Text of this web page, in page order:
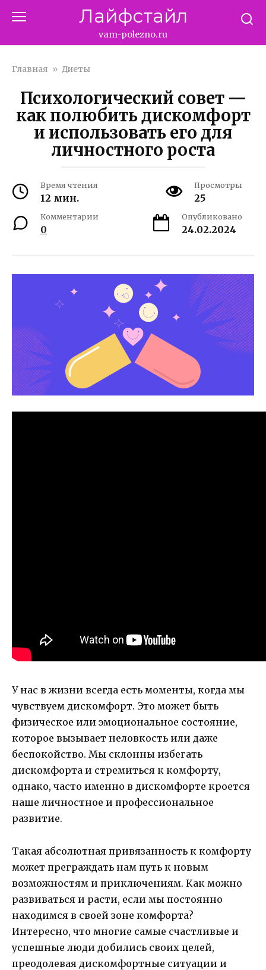
Лайфстайл
vam-polezno.ru
Главная » Диеты
Психологический совет —
как полюбить дискомфорт
и использовать его для
личностного роста
Время чтения
12 мин.
Просмотры
25
Комментарии
0
Опубликовано
24.02.2024
У нас в жизни всегда есть моменты, когда мы
чувствуем дискомфорт. Это может быть
физическое или эмоциональное состояние,
которое вызывает неловкость или даже
беспокойство. Мы склонны избегать
дискомфорта и стремиться к комфорту,
однако, часто именно в дискомфорте кроется
наше личностное и профессиональное
развитие.
Такая абсолютная привязанность к комфорту
может преграждать нам путь к новым
возможностям и приключениям. Как можно
развиваться и расти, если мы постоянно
находимся в своей зоне комфорта?
Интересно, что многие самые счастливые и
успешные люди добились своих целей,
преодолевая дискомфортные ситуации и